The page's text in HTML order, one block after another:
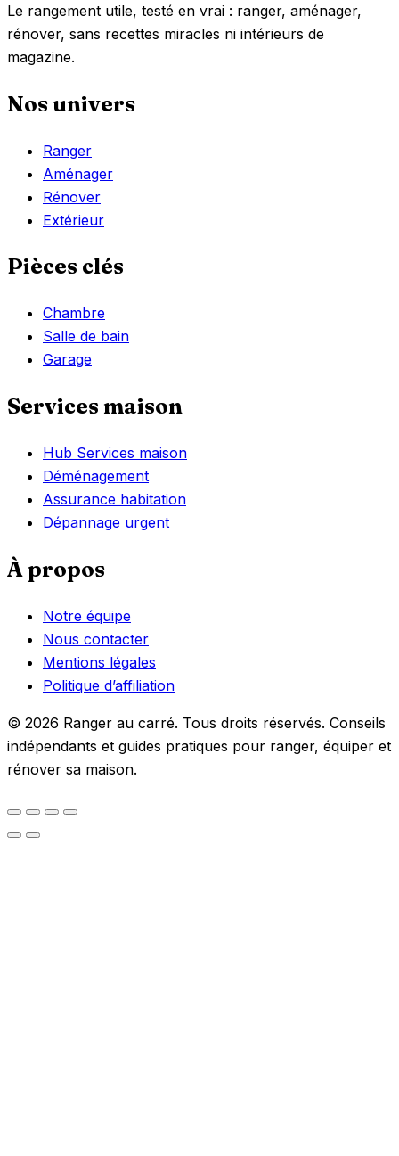
Le rangement utile, testé en vrai : ranger, aménager,
rénover, sans recettes miracles ni intérieurs de
magazine.
Nos univers
Ranger
Aménager
Rénover
Extérieur
Pièces clés
Chambre
Salle de bain
Garage
Services maison
Hub Services maison
Déménagement
Assurance habitation
Dépannage urgent
À propos
Notre équipe
Nous contacter
Mentions légales
Politique d’affiliation
© 2026 Ranger au carré. Tous droits réservés. Conseils
indépendants et guides pratiques pour ranger, équiper et
rénover sa maison.